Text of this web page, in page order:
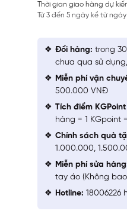
Thời gian giao hàng dự
Từ 3 đến 5 ngày kể từ
Đổi hàng: trong
chưa qua sử
Miễn phí vận
500.000 VNĐ
Tích điểm
hàng = 1 KGpoint
Chính sách quà
1.000.000,
Miễn phí sửa
tay áo (Không
Hotline: 18006226